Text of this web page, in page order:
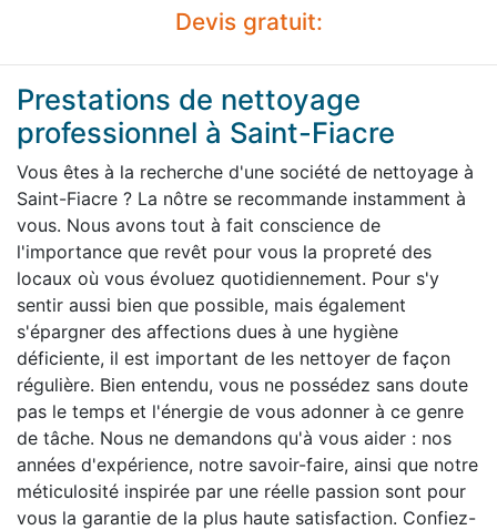
Devis gratuit:
Prestations de nettoyage
professionnel à Saint-Fiacre
Vous êtes à la recherche d'une société de nettoyage à
Saint-Fiacre ? La nôtre se recommande instamment à
vous. Nous avons tout à fait conscience de
l'importance que revêt pour vous la propreté des
locaux où vous évoluez quotidiennement. Pour s'y
sentir aussi bien que possible, mais également
s'épargner des affections dues à une hygiène
déficiente, il est important de les nettoyer de façon
régulière. Bien entendu, vous ne possédez sans doute
pas le temps et l'énergie de vous adonner à ce genre
de tâche. Nous ne demandons qu'à vous aider : nos
années d'expérience, notre savoir-faire, ainsi que notre
méticulosité inspirée par une réelle passion sont pour
vous la garantie de la plus haute satisfaction. Confiez-